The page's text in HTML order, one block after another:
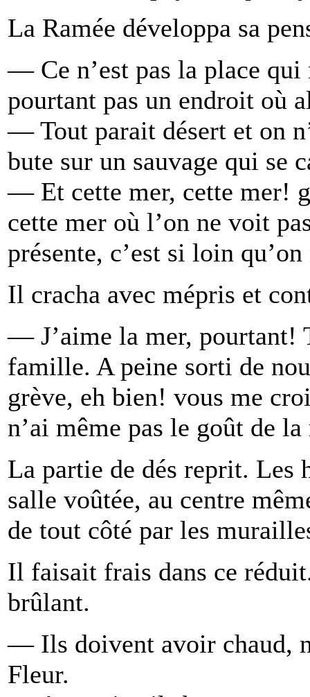
La Ramée développa sa
— Ce n’est pas la place
pourtant pas un endroit où
— Tout parait désert et on
bute sur un sauvage qui se
— Et cette mer, cette mer!
cette mer où l’on ne voit
présente, c’est si loin
Il cracha avec mépris et
— J’aime la mer, pourtant!
famille. A peine sorti de
grève, eh bien! vous me
n’ai même pas le goût de
La partie de dés reprit. Les
salle voûtée, au centre
de tout côté par les
Il faisait frais dans ce
brûlant.
— Ils doivent avoir chaud,
Fleur.